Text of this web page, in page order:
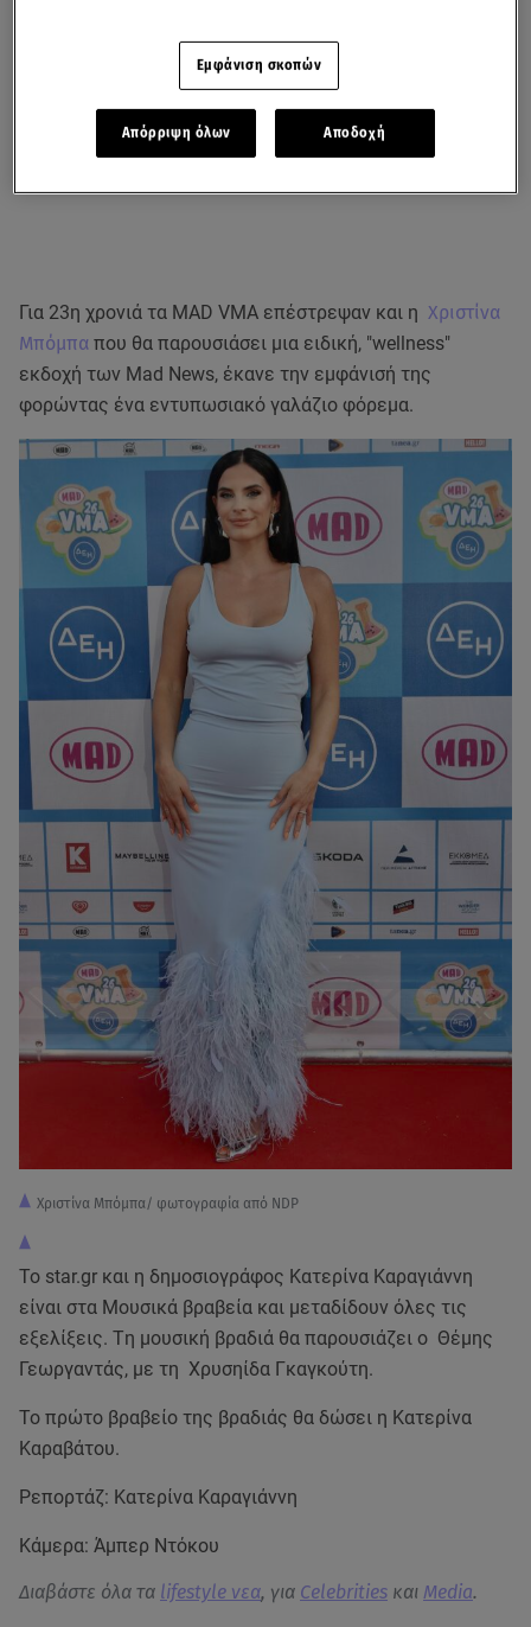
Για 23η χρονιά τα MAD VMA επέστρεψαν και η Χριστίνα
Μπόμπα που θα παρουσιάσει μια ειδική, "wellness"
εκδοχή των Mad News, έκανε την εμφάνισή της
φορώντας ένα εντυπωσιακό γαλάζιο φόρεμα.
Xριστίνα Μπόμπα/ φωτογραφία από NDP
To star.gr και η δημοσιογράφος Κατερίνα Καραγιάννη
είναι στα Μουσικά βραβεία και μεταδίδουν όλες τις
εξελίξεις. Tη μουσική βραδιά θα παρουσιάζει ο Θέμης
Γεωργαντάς, με τη Χρυσηίδα Γκαγκούτη.
Το πρώτο βραβείο της βραδιάς θα δώσει η Κατερίνα
Καραβάτου.
Ρεπορτάζ: Κατερίνα Καραγιάννη
Κάμερα: Άμπερ Ντόκου
Διαβάστε όλα τα lifestyle νεα, για Celebrities και Media.
Εμφάνιση σκοπών
Απόρριψη όλων Αποδοχή